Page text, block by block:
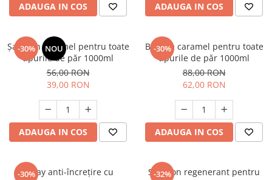
ADAUGA IN COS ADAUGA IN COS
-30% NOU
Șampon caramel pentru toate
tipurile de păr 1000ml
56,00 RON
39,00 RON
ADAUGA IN COS
-30%
Balsam caramel pentru toate
tipurile de păr 1000ml
88,00 RON
62,00 RON
ADAUGA IN COS
-30%
Spray anti-încrețire cu
-32%
Sampon regenerant pentru